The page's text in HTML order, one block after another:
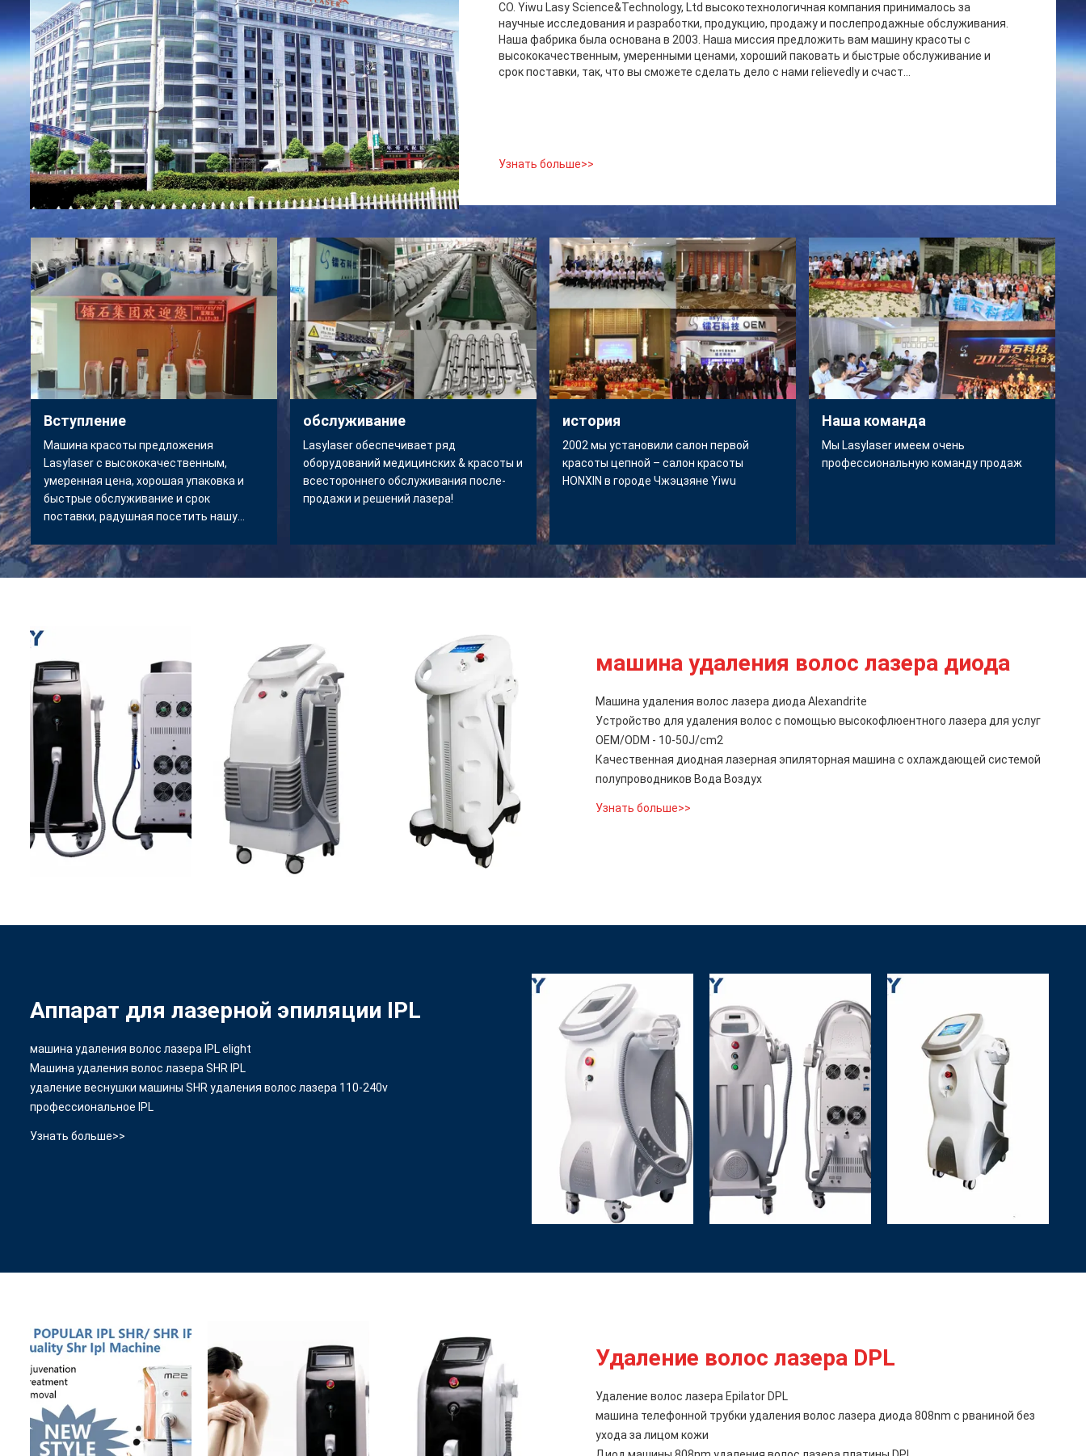
CO. Yiwu Lasy Science&Technology, Ltd высокотехнологичная компания принималось за
научные исследования и разработки, продукцию, продажу и послепродажные обслуживания.
Наша фабрика была основана в 2003. Наша миссия предложить вам машину красоты с
высококачественным, умеренными ценами, хороший паковать и быстрые обслуживание и
срок поставки, так, что вы сможете сделать дело с нами relievedly и счаст...
Узнать больше>>
Вступление
Машина красоты предложения
Lasylaser с высококачественным,
умеренная цена, хорошая упаковка и
быстрые обслуживание и срок
поставки, радушная посетить нашу
обслуживание
Lasylaser обеспечивает ряд
оборудований медицинских & красоты и
всестороннего обслуживания после-
продажи и решений лазера!
история
2002 мы установили салон первой
красоты цепной – салон красоты
HONXIN в городе Чжэцзяне Yiwu
Наша команда
Мы Lasylaser имеем очень
профессиональную команду продаж
машина удаления волос лазера диода
Машина удаления волос лазера диода Alexandrite
Устройство для удаления волос с помощью высокофлюентного лазера для услуг
OEM/ODM - 10-50J/cm2
Качественная диодная лазерная эпиляторная машина с охлаждающей системой
полупроводников Вода Воздух
Узнать больше>>
Аппарат для лазерной эпиляции IPL
машина удаления волос лазера IPL elight
Машина удаления волос лазера SHR IPL
удаление веснушки машины SHR удаления волос лазера 110-240v
профессиональное IPL
Узнать больше>>
Удаление волос лазера DPL
Удаление волос лазера Epilator DPL
машина телефонной трубки удаления волос лазера диода 808nm с рваниной без
ухода за лицом кожи